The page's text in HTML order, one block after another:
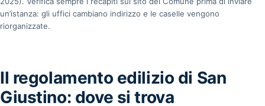
un’istanza: gli uffici cambiano indirizzo e le caselle vengono
riorganizzate.
Il regolamento edilizio di San
Giustino: dove si trova